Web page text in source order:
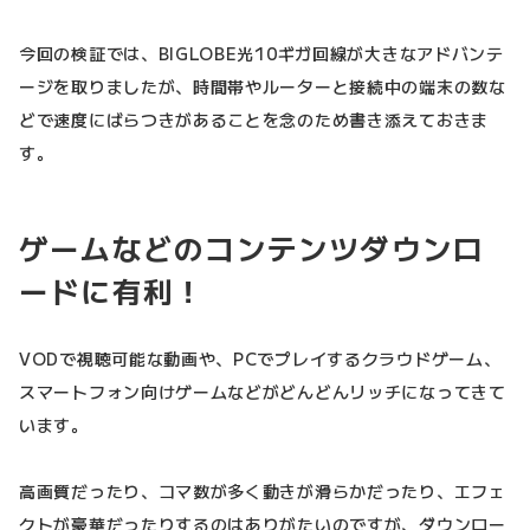
今回の検証では、BIGLOBE光10ギガ回線が大きなアドバンテ
ージを取りましたが、時間帯やルーターと接続中の端末の数な
どで速度にばらつきがあることを念のため書き添えておきま
す。
ゲームなどのコンテンツダウンロ
ードに有利！
VODで視聴可能な動画や、PCでプレイするクラウドゲーム、
スマートフォン向けゲームなどがどんどんリッチになってきて
います。
高画質だったり、コマ数が多く動きが滑らかだったり、エフェ
クトが豪華だったりするのはありがたいのですが、ダウンロー